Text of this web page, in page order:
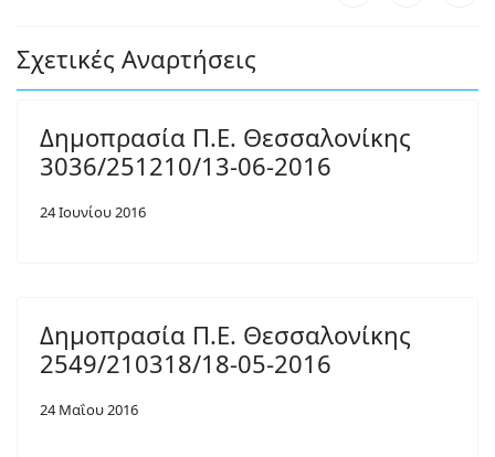
Σχετικές Αναρτήσεις
Δημοπρασία Π.Ε. Θεσσαλονίκης
3036/251210/13-06-2016
24 Ιουνίου 2016
Δημοπρασία Π.Ε. Θεσσαλονίκης
2549/210318/18-05-2016
24 Μαΐου 2016